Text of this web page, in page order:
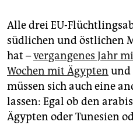
Alle drei EU-
südlichen und östlichen
hat –vergangenes Jahr
Wochen mit Ägypten und
müssen sich auch eine
lassen: Egal ob den
Ägypten oder Tunesien